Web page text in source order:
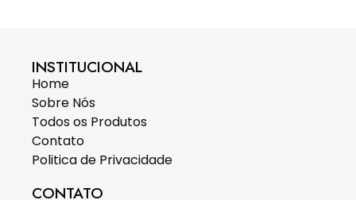
INSTITUCIONAL
Home
Sobre Nós
Todos os Produtos
Contato
Politica de Privacidade
CONTATO